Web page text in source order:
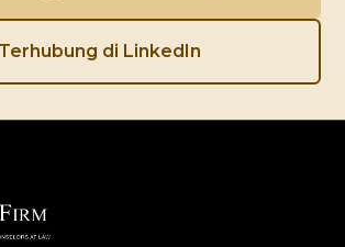
Terhubung di LinkedIn